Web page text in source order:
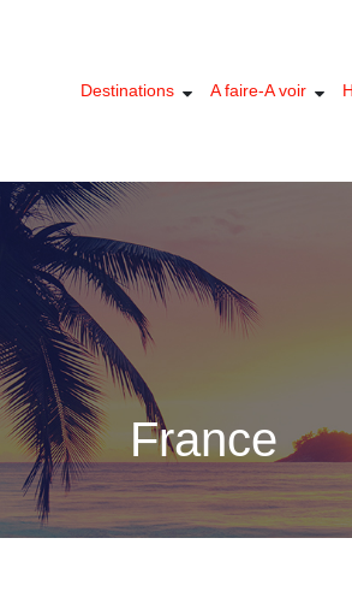
Destinations A faire-A voir
France